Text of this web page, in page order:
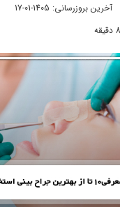
آخرین بروزرسانی: 1405-01-17